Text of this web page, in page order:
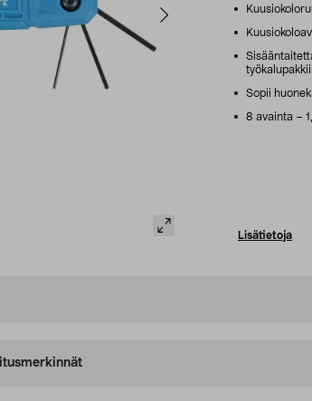
Sopii
8 avainta –
Lisätietoja